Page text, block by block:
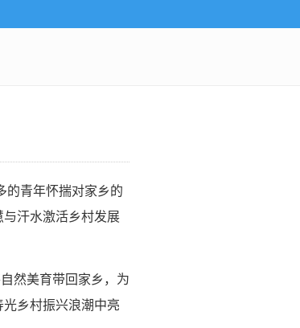
的青年怀揣对家乡的
汗水激活乡村发展
然美育带回家乡，为
乡村振兴浪潮中亮